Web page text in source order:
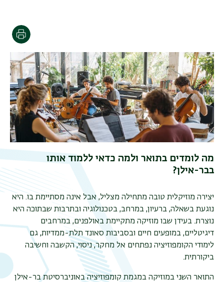
מה לומדים בתואר ולמה כדאי ללמוד אותו
בבר-אילן?
יצירה מוזיקלית טובה מתחילה מצליל, אבל אינה מסתיימת בו. היא
נוגעת בשאלה, ברעיון, במרחב, בטכנולוגיה ובתרבות שבתוכה היא
נוצרת. בעידן שבו מוזיקה מתקיימת באולפנים, במרחבים
דיגיטליים, במופעים חיים ובסביבות סאונד תלת-ממדיות, גם
לימודי הקומפוזיציה נפתחים אל מחקר, ניסוי, הקשבה וחשיבה
ביקורתית.
התואר השני במוזיקה במגמת קומפוזיציה באוניברסיטת בר-אילן